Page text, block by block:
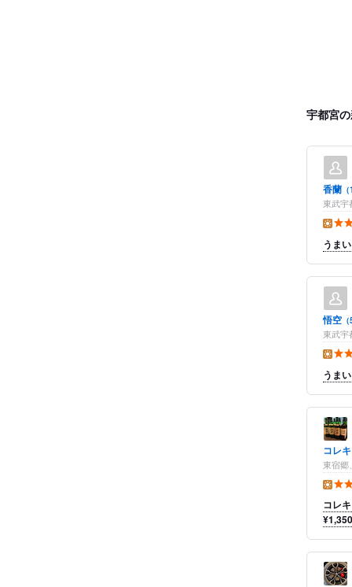
宇都宮
香蘭
東武宇
昼の
うまい
悟空
東武宇
昼の
うまい
コレ
東宿郷
昼の
コレ